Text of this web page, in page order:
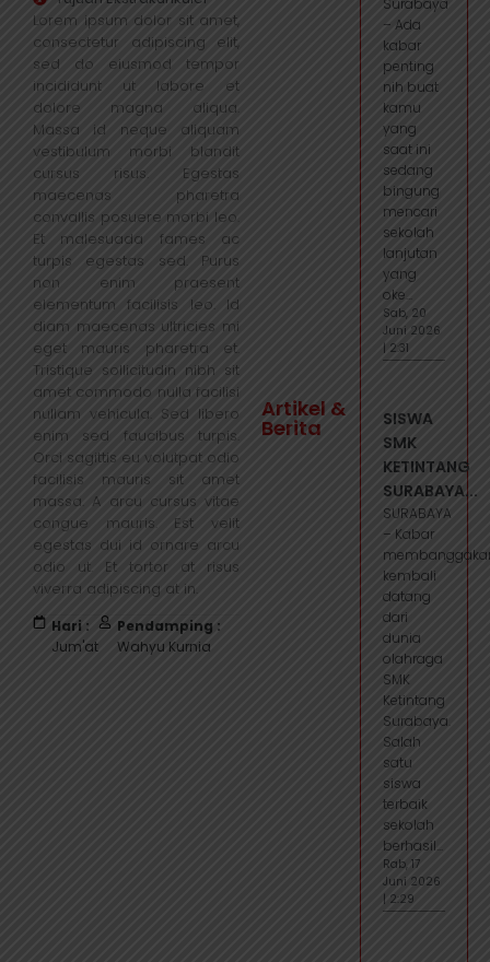
Lorem ipsum dolor sit amet,
consectetur adipiscing elit,
sed do eiusmod tempor
incididunt ut labore et
dolore magna aliqua.
Massa id neque aliquam
vestibulum morbi blandit
cursus risus. Egestas
maecenas pharetra
convallis posuere morbi leo.
Et malesuada fames ac
turpis egestas sed. Purus
non enim praesent
elementum facilisis leo. Id
diam maecenas ultricies mi
eget mauris pharetra et.
Tristique sollicitudin nibh sit
amet commodo nulla facilisi
nullam vehicula. Sed libero
enim sed faucibus turpis.
Orci sagittis eu volutpat odio
facilisis mauris sit amet
massa. A arcu cursus vitae
congue mauris. Est velit
egestas dui id ornare arcu
odio ut. Et tortor at risus
viverra adipiscing at in.
Hari :
Jum'at
Pendamping :
Wahyu Kurnia
Artikel &
Berita
Surabaya
– Ada
kabar
penting
nih buat
kamu
yang
saat ini
sedang
bingung
mencari
sekolah
lanjutan
yang
oke...
Sab, 20
Juni 2026
| 2:31
SISWA
SMK
KETINTANG
SURABAYA...
SURABAYA
– Kabar
kembali
datang
dari
dunia
olahraga
SMK
Ketintang
Surabaya.
Salah
satu
siswa
terbaik
sekolah
berhasil...
Rab, 17
Juni 2026
| 2:29